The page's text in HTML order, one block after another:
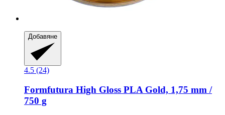
Добавяне
4.5 (24)
Formfutura High Gloss PLA Gold, 1,75 mm /
750 g